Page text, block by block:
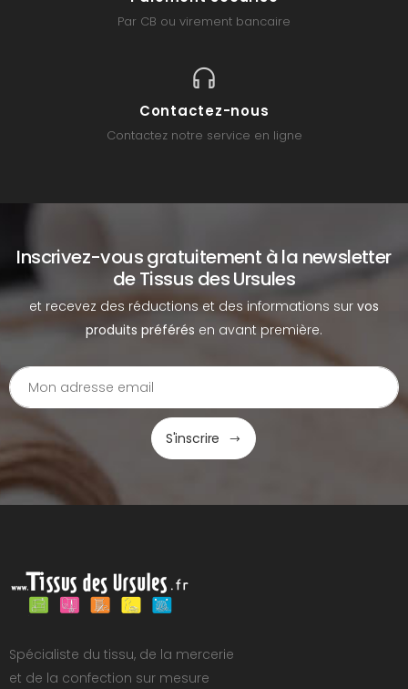
Par CB ou virement bancaire
Contactez-nous
Contactez notre service en ligne
Inscrivez-vous gratuitement à la newsletter
de Tissus des Ursules
et recevez des réductions et des informations sur vos
produits préférés en avant première.
S'inscrire
Spécialiste du tissu, de la mercerie
et de la confection sur mesure